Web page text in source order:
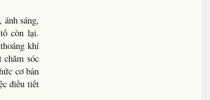
sáng,
còn lại.
khí
sóc
cơ bản
điều tiết